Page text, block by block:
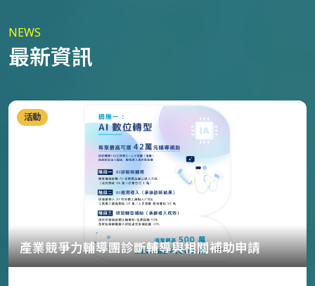
NEWS
最新資訊
產業競爭力輔導團診斷輔導與相關補助申請
活動